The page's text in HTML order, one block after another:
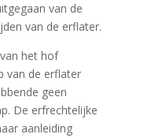
van de
van de erflater.
het hof
van de erflater
geen
De erfrechtelijke
aanleiding